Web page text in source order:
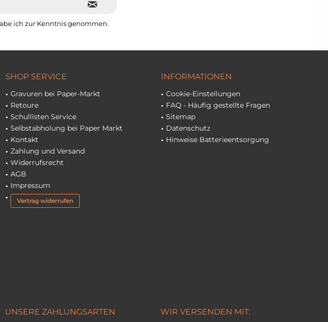
ich zur Kenntnis genommen.
SHOP SERVICE
Gravuren bei Paper-Markt
Retoure
Schullisten Service
Selbstabholung bei Paper Markt
Kontakt
Zahlung und Versand
Widerrufsrecht
AGB
Impressum
Vertrag widerrufen
INFORMATIONEN
Cookie-Einstellungen
FAQ - Häufig gestellte Fragen
Sitemap
Datenschutz
Hinweise Batterieentsorgung
UNSERE ZAHLUNGSARTEN WIR VERSENDEN MIT: